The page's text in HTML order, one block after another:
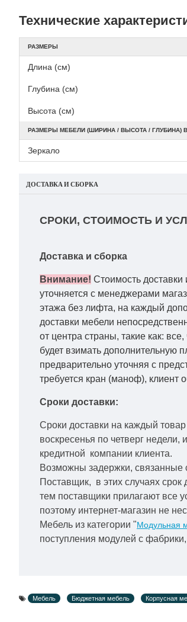
Технические
РАЗМЕРЫ
Длина (см)
Глубина (см)
Высота (см)
РАЗМЕРЫ МЕБЕЛИ (ШИРИНА / ВЫСОТА / ГЛУБИНА)
Зеркало
ДОСТАВКА И СБОРКА
СРОКИ, СТОИМОСТЬ И
Доставка и сборка
Внимание! Стоимость доставки
уточняется с менеджерами
этажа без лифта, на каждый
доставки мебели
от центра страны, такие как:
будет взимать дополнительную
предварительно уточняя с
требуется кран (маноф), клиент
Сроки доставки:
Сроки доставки на каждый
воскресенья по четверг
кредитной компании клиента.
Возможны задержки, связанные
Поставщик, в этих случаях срок
тем поставщики прилагают все
поэтому интернет-магазин не
Мебель из категории "Модульная
поступления модулей с
Мебель Бюджетная мебель Корпусная